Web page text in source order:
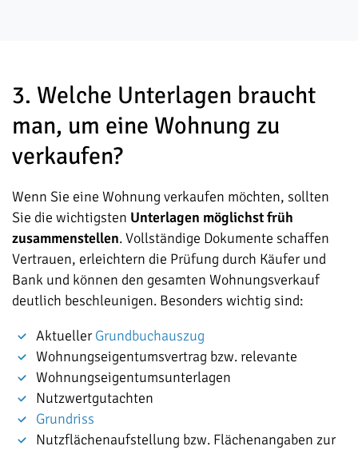
3. Welche Unterlagen braucht
man, um eine Wohnung zu
verkaufen?
Wenn Sie eine Wohnung verkaufen möchten, sollten
Sie die wichtigsten Unterlagen möglichst früh
zusammenstellen. Vollständige Dokumente schaffen
Vertrauen, erleichtern die Prüfung durch Käufer und
Bank und können den gesamten Wohnungsverkauf
deutlich beschleunigen. Besonders wichtig sind:
Aktueller Grundbuchauszug
Wohnungseigentumsvertrag bzw. relevante
Wohnungseigentumsunterlagen
Nutzwertgutachten
Grundriss
Nutzflächenaufstellung bzw. Flächenangaben zur